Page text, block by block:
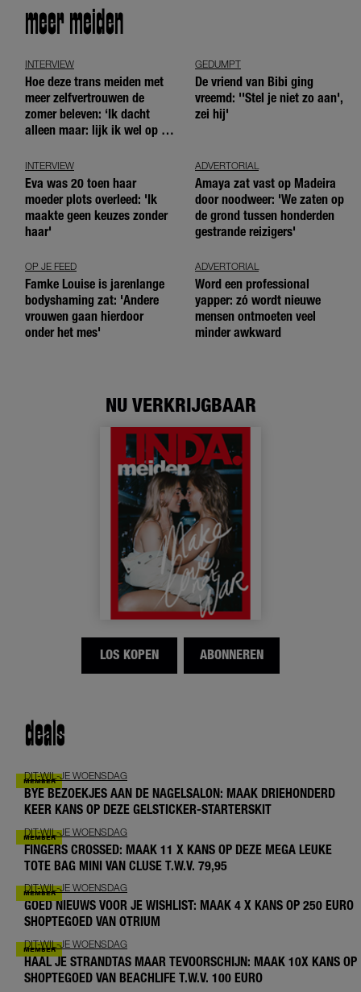
meer meiden
INTERVIEW
Hoe deze trans meiden met
meer zelfvertrouwen de
zomer beleven: ‘Ik dacht
alleen maar: lijk ik wel op de
GEDUMPT
De vriend van Bibi ging
vreemd: ''Stel je niet zo aan',
zei hij'
INTERVIEW
Eva was 20 toen haar
moeder plots overleed: 'Ik
maakte geen keuzes zonder
haar'
ADVERTORIAL
Amaya zat vast op Madeira
door noodweer: 'We zaten op
de grond tussen honderden
gestrande reizigers'
OP JE FEED
Famke Louise is jarenlange
bodyshaming zat: 'Andere
vrouwen gaan hierdoor
onder het mes'
ADVERTORIAL
Word een professional
yapper: zó wordt nieuwe
mensen ontmoeten veel
minder awkward
NU VERKRIJGBAAR
LOS KOPEN ABONNEREN
deals
DIT-WIL-JE WOENSDAG
BYE BEZOEKJES AAN DE NAGELSALON: MAAK DRIEHONDERD
KEER KANS OP DEZE GELSTICKER-STARTERSKIT
DIT-WIL-JE WOENSDAG
FINGERS CROSSED: MAAK 11 X KANS OP DEZE MEGA LEUKE
TOTE BAG MINI VAN CLUSE T.W.V. 79,95
DIT-WIL-JE WOENSDAG
GOED NIEUWS VOOR JE WISHLIST: MAAK 4 X KANS OP 250 EURO
SHOPTEGOED VAN OTRIUM
DIT-WIL-JE WOENSDAG
HAAL JE STRANDTAS MAAR TEVOORSCHIJN: MAAK 10X KANS OP
SHOPTEGOED VAN BEACHLIFE T.W.V. 100 EURO